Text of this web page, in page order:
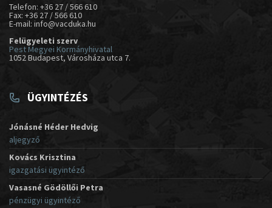
Telefon: +36 27 / 566 610
Fax: +36 27 / 566 610
E-mail: info@vacduka.hu
Felügyeleti szerv
Pest Megyei Kormányhivatal
1052 Budapest, Városháza utca 7.
ÜGYINTÉZÉS
Jónásné Héder Hedvig
aljegyző
Kovács Krisztina
igazgatási ügyintéző
Vasasné Gödöllői Petra
pénzügyi ügyintéző